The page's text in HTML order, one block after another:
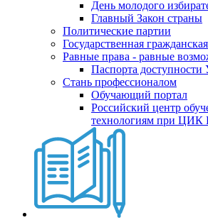
День молодого
Главный Закон страны
Политические партии
Государственная
Равные права - равные
Паспорта
Стань профессионалом
Обучающий портал
Российский центр
технологиям при ЦИК